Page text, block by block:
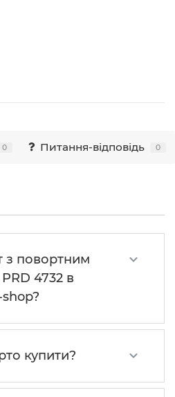
0 Питання-відповідь 0
з повортним
4732 в
купити?